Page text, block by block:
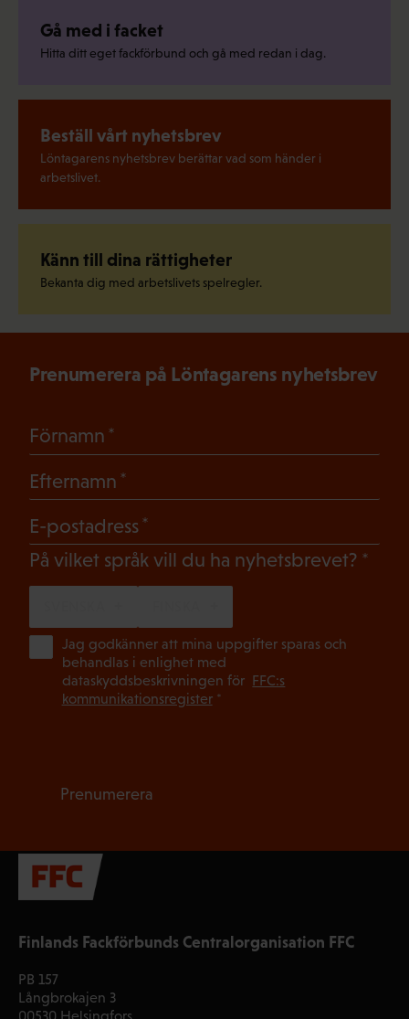
Gå med i facket
Hitta ditt eget fackförbund och gå med redan i dag.
Beställ vårt nyhetsbrev
Löntagarens nyhetsbrev berättar vad som händer i
arbetslivet.
Känn till dina rättigheter
Bekanta dig med arbetslivets spelregler.
Finlands Fackförbunds Centralorganisation FFC
PB 157
Långbrokajen 3
Prenumerera på Löntagarens nyhetsbrev
Förnamn
Efternamn
E-postadress
På vilket språk vill du ha nyhetsbrevet?
Jag godkänner att mina uppgifter sparas och
behandlas i enlighet med
dataskyddsbeskrivningen för FFC:s
kommunikationsregister*
Prenumerera